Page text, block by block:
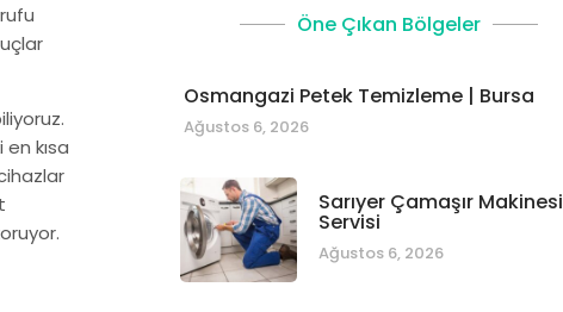
kısa
Öne Çıkan Bölgeler
Osmangazi Petek Temizleme | Bursa
Ağustos 6, 2026
Sarıyer Çamaşır Makinesi
Servisi
Ağustos 6, 2026